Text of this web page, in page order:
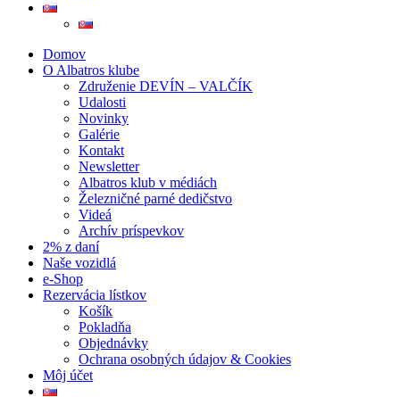
Domov
O Albatros klube
Združenie DEVÍN – VALČÍK
Udalosti
Novinky
Galérie
Kontakt
Newsletter
Albatros klub v médiách
Železničné parné dedičstvo
Videá
Archív príspevkov
2% z daní
Naše vozidlá
e-Shop
Rezervácia lístkov
Košík
Pokladňa
Objednávky
Ochrana osobných údajov & Cookies
Môj účet